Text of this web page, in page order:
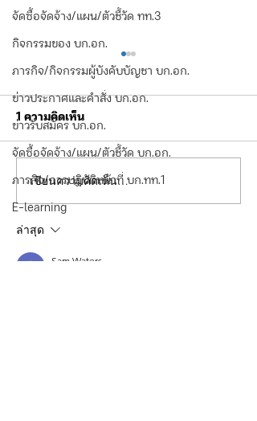
จัดซื้อจัดจ้าง/แผน/ตัวชี้วัด ทท.3
กิจกรรมของ บก.อก.
ภารกิจ/กิจกรรมผู้บังคับบัญชา บก.อก.
ข่าวประกาศและคำสั่ง บก.อก.
ข่าวรับสมัคร บก.อก.
จัดซื้อจัดจ้าง/แผน/ตัวชี้วัด บก.อก.
ภารกิจ/การปฏิบัติหน้าที่ บก.ทท.1
E-learning
ประกาศ กองบังคับการ
ตำรวจท่องเที่ยว2 เรื่อง
เจตนารมณ์ที่จะไม่รับของ
ขวัญและของกำนัลทุกชนิด
จากการปฏิบัติหน้าที่(No
Gift Policy)
ประกาศ กองบังคับการตำรวจ
ท่องเที่ยว2 เรื่อง เจตนารมณ์ที่
จะไม่รับของขวัญและของกำนัล
Gift Policy)
1 ความคิดเห็น
เขียนความคิดเห็น…
ล่าสุด
Sam Waters